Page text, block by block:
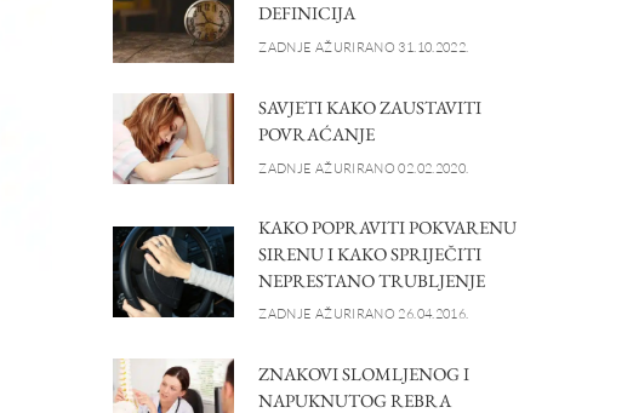
DEFINICIJA
ZADNJE AŽURIRANO 31.10.2022.
SAVJETI KAKO ZAUSTAVITI
POVRAĆANJE
ZADNJE AŽURIRANO 02.02.2020.
KAKO POPRAVITI POKVARENU
SIRENU I KAKO SPRIJEČITI
NEPRESTANO TRUBLJENJE
ZADNJE AŽURIRANO 26.04.2016.
ZNAKOVI SLOMLJENOG I
NAPUKNUTOG REBRA